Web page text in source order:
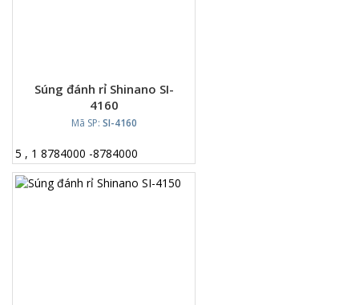
Súng đánh rỉ Shinano SI-
4160
Mã SP: SI-4160
5 , 1 8784000 -8784000